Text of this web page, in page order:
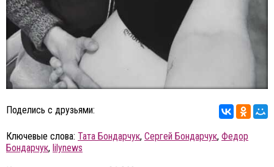
Поделись с друзьями:
Ключевые слова: Тата Бондарчук, Сергей Бондарчук, Федор
Бондарчук, lilynews